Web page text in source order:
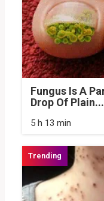
Fungus Is A
Drop Of Plain...
5 h 13 min